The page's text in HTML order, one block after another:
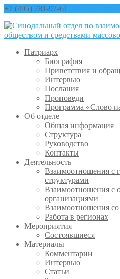
+7 (495) 781-97-61
Патриарх
Биография
Приветствия и
Интервью
Послания
Проповеди
Программа «Слово
Об отделе
Общая информация
Структура
Руководство
Контакты
Деятельность
Взаимоотношения с
структурами
Взаимоотношения с
организациями
Взаимоотношения
Работа в регионах
Мероприятия
Состоявшиеся
Материалы
Комментарии
Интервью
Статьи